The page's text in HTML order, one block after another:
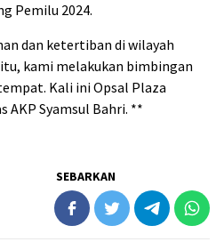
Pemilu 2024.
dan ketertiban di wilayah
kami melakukan bimbingan
Kali ini Opsal Plaza
AKP Syamsul Bahri. **
SEBARKAN